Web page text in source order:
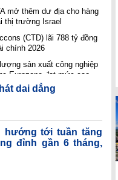
mở thêm dư địa cho hàng
thị trường Israel
(CTD) lãi 788 tỷ đồng
chính 2026
sản xuất công nghiệp
Eurozone đạt mức cao
gần 4 năm rưỡi
động sản xuất của Hoa Kỳ
cao nhất trong hơn bốn
dai dẳng
hướng tới tuần tăng
đỉnh gần 6 tháng,